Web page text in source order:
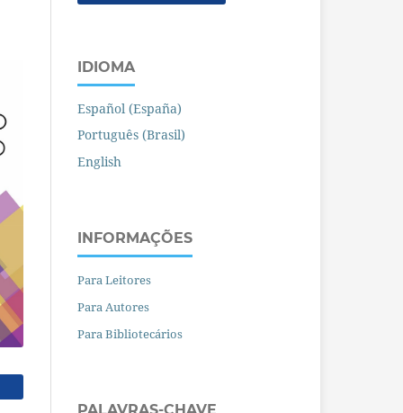
IDIOMA
Español (España)
Português (Brasil)
English
INFORMAÇÕES
Para Leitores
Para Autores
Para Bibliotecários